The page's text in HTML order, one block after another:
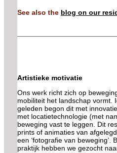
See also the blog on our
Artistieke motivatie
Ons werk richt zich op
mobiliteit het landschap vormt.
geleden begon dit met
met locatietechnologie (met
beweging vast te leggen. Dit
prints of animaties van
een ‘fotografie van beweging’.
praktijk hebben we gezocht